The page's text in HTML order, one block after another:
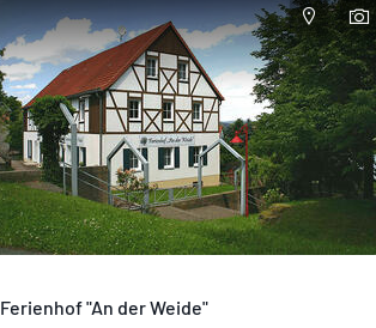
Ferienhof "An der Weide"